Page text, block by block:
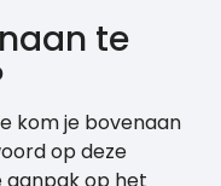
te
kom je bovenaan
op deze